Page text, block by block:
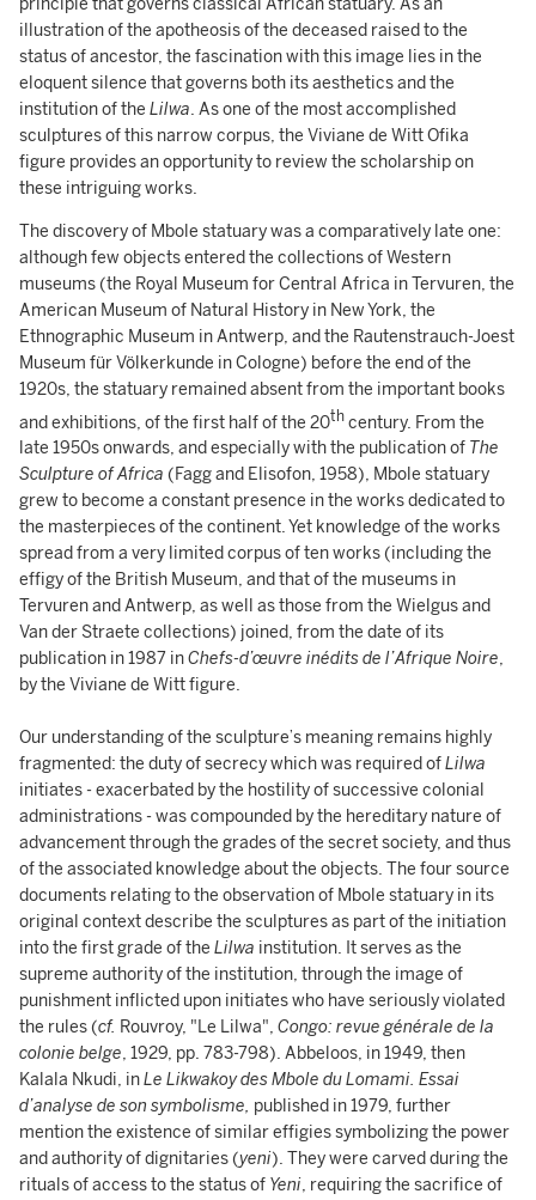
illustration of the apotheosis of the deceased raised to the
status of ancestor, the fascination with this image lies in the
eloquent silence that governs both its aesthetics and the
institution of the Lilwa. As one of the most accomplished
sculptures of this narrow corpus, the Viviane de Witt Ofika
figure provides an opportunity to review the scholarship on
these intriguing works.
The discovery of Mbole statuary was a comparatively late one:
although few objects entered the collections of Western
museums (the Royal Museum for Central Africa in Tervuren, the
American Museum of Natural History in New York, the
Ethnographic Museum in Antwerp, and the Rautenstrauch-Joest
Museum für Völkerkunde in Cologne) before the end of the
1920s, the statuary remained absent from the important books
and exhibitions, of the first half of the 20th century. From the
late 1950s onwards, and especially with the publication of The
Sculpture of Africa (Fagg and Elisofon, 1958), Mbole statuary
grew to become a constant presence in the works dedicated to
the masterpieces of the continent. Yet knowledge of the works
spread from a very limited corpus of ten works (including the
effigy of the British Museum, and that of the museums in
Tervuren and Antwerp, as well as those from the Wielgus and
Van der Straete collections) joined, from the date of its
publication in 1987 inChefs-d’œuvre inédits de l’Afrique Noire,
by the Viviane de Witt figure.
Our understanding of the sculpture’s meaning remains highly
fragmented: the duty of secrecy which was required ofLilwa
initiates - exacerbated by the hostility of successive colonial
administrations - was compounded by the hereditary nature of
advancement through the grades of the secret society, and thus
of the associated knowledge about the objects. The four source
documents relating to the observation of Mbole statuary in its
original context describe the sculptures as part of the initiation
into the first grade of the Lilwa institution. It serves as the
supreme authority of the institution, through the image of
punishment inflicted upon initiates who have seriously violated
the rules (cf. Rouvroy, "Le Lilwa", Congo: revue générale de la
colonie belge, 1929, pp. 783-798). Abbeloos, in 1949, then
Kalala Nkudi, inLe Likwakoy des Mbole du Lomami. Essai
d’analyse de son symbolisme, published in 1979, further
mention the existence of similar effigies symbolizing the power
and authority of dignitaries (yeni). They were carved during the
rituals of access to the status of Yeni, requiring the sacrifice of